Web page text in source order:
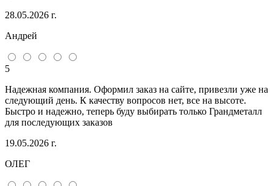
28.05.2026 г.
Андрей
5
Надежная компания. Оформил заказ на сайте, привезли уже на
следующий день. К качеству вопросов нет, все на высоте.
Быстро и надежно, теперь буду выбирать только Грандметалл
для последующих заказов
19.05.2026 г.
ОЛЕГ